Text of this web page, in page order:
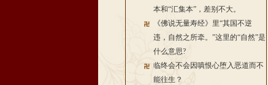
本和“汇集本”，差别不大。
《佛说无量寿经》里“其国不逆
违，自然之所牵。”这里的“自然”是
什么意思?
临终会不会因嗔恨心堕入恶道而不
能往生？